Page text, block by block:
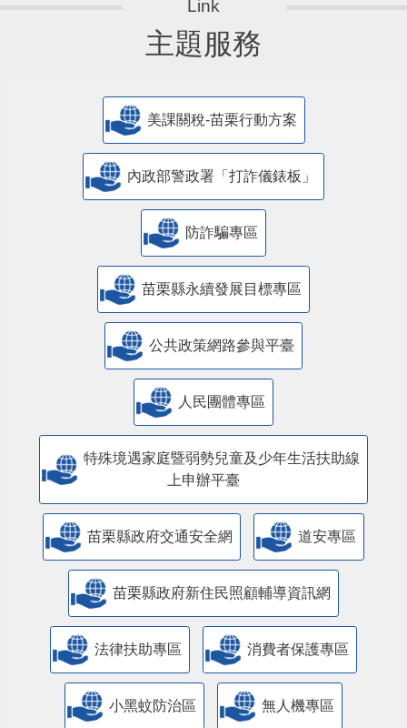
主題服務
美課關稅-苗栗行動方案
內政部警政署「打詐儀錶板」
防詐騙專區
苗栗縣永續發展目標專區
公共政策網路參與平臺
人民團體專區
特殊境遇家庭暨弱勢兒童及少年生活扶助線
上申辦平臺
苗栗縣政府交通安全網 道安專區
苗栗縣政府新住民照顧輔導資訊網
法律扶助專區 消費者保護專區
小黑蚊防治區 無人機專區